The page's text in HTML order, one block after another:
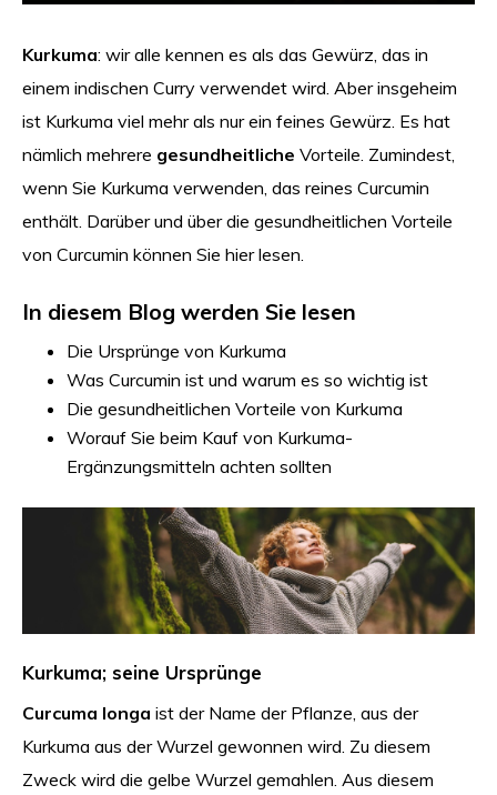
Kurkuma: wir alle kennen es als das Gewürz, das in
einem indischen Curry verwendet wird. Aber insgeheim
ist Kurkuma viel mehr als nur ein feines Gewürz. Es hat
nämlich mehrere gesundheitliche Vorteile. Zumindest,
wenn Sie Kurkuma verwenden, das reines Curcumin
enthält. Darüber und über die gesundheitlichen Vorteile
von Curcumin können Sie hier lesen.
In diesem Blog werden Sie lesen
Die Ursprünge von Kurkuma
Was Curcumin ist und warum es so wichtig ist
Die gesundheitlichen Vorteile von Kurkuma
Worauf Sie beim Kauf von Kurkuma-
Ergänzungsmitteln achten sollten
Kurkuma; seine Ursprünge
Curcuma longa ist der Name der Pflanze, aus der
Kurkuma aus der Wurzel gewonnen wird. Zu diesem
Zweck wird die gelbe Wurzel gemahlen. Aus diesem